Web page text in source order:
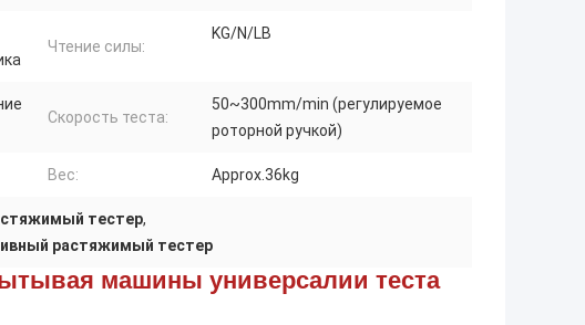
Чтение силы:
KG/N/LB
Скорость теста:
50~300mm/min (регулируемое
роторной ручкой)
Вес: Approx.36kg
тестер,
растяжимый тестер
машины универсалии теста